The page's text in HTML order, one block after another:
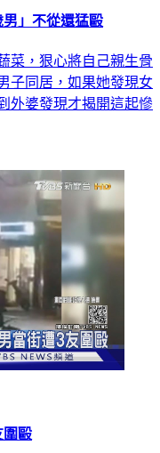
」不從還猛毆
菜，狠心將自己親生骨
子同居，如果她發現女
外婆發現才揭開這起慘
毆